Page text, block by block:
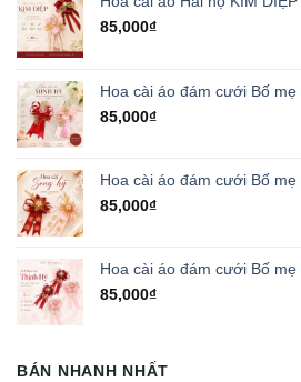
85,000₫
Hoa cài áo đám cưới Bố mẹ
85,000₫
Hoa cài áo đám cưới Bố mẹ
85,000₫
Hoa cài áo đám cưới Bố mẹ
85,000₫
BÁN NHANH NHẤT